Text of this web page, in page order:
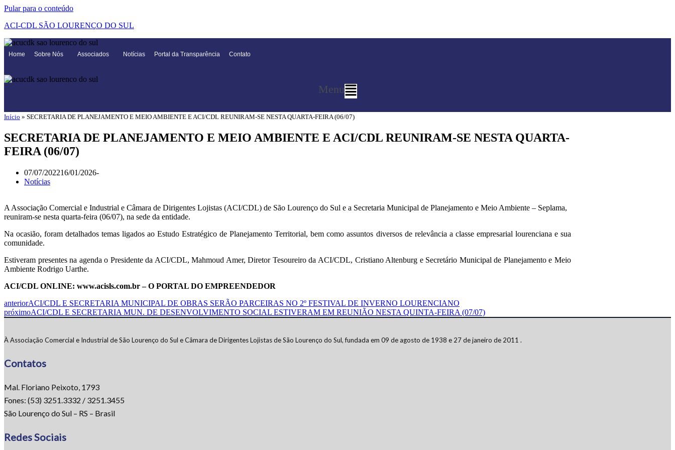
Pular para o conteúdo
ACI-CDL SÃO LOURENÇO DO SUL
Home Sobre Nós Associados Notícias Portal da Transparência Contato
Menu
Início » SECRETARIA DE PLANEJAMENTO E MEIO AMBIENTE E ACI/CDL REUNIRAM-SE NESTA QUARTA-FEIRA (06/07)
SECRETARIA DE PLANEJAMENTO E MEIO AMBIENTE E ACI/CDL REUNIRAM-SE NESTA QUARTA-
FEIRA (06/07)
07/07/202216/01/2026
Notícias
A Associação Comercial e Industrial e Câmara de Dirigentes Lojistas (ACI/CDL) de São Lourenço do Sul e a Secretaria Municipal de Planejamento e Meio Ambiente – Seplama,
reuniram-se nesta quarta-feira (06/07), na sede da entidade.
Na ocasião, foram detalhados temas ligados ao Estudo Estratégico de Planejamento Territorial, bem como assuntos diversos de relevância a classe empresarial lourenciana e sua
comunidade.
Estiveram presentes na agenda o Presidente da ACI/CDL, Mahmoud Amer, Diretor Tesoureiro da ACI/CDL, Cristiano Altenburg e Secretário Municipal de Planejamento e Meio
Ambiente Rodrigo Uarthe.
ACI/CDL ONLINE: www.acisls.com.br – O PORTAL DO EMPREENDEDOR
anteriorACI/CDL E SECRETARIA MUNICIPAL DE OBRAS SERÃO PARCEIRAS NO 2º FESTIVAL DE INVERNO LOURENCIANO
próximoACI/CDL E SECRETARIA MUN. DE DESENVOLVIMENTO SOCIAL ESTIVERAM EM REUNIÃO NESTA QUINTA-FEIRA (07/07)
À Associação Comercial e Industrial de São Lourenço do Sul e Câmara de Dirigentes Lojistas de São Lourenço do Sul, fundada em 09 de agosto de 1938 e 27 de janeiro de 2011 .
Contatos
Mal. Floriano Peixoto, 1793
Fones: (53) 3251.3332 / 3251.3455
São Lourenço do Sul – RS – Brasil
Redes Sociais